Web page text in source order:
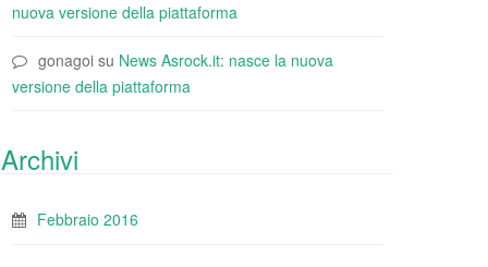
nuova versione della piattaforma
gonagoi su News Asrock.it: nasce la nuova
versione della piattaforma
Archivi
Febbraio 2016